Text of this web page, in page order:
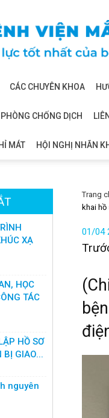
CÁC CHUYÊN KHOA
PHÒNG CHỐNG DỊCH
MÁT HỘI NGHỊ NHÃN
Trang
khai
01/04
XẠ
HỌC
TÁC
HỒ SƠ
BỊ GIAO...
nguyên